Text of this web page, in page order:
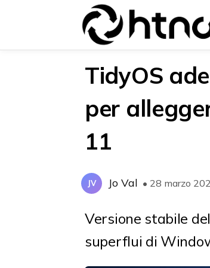
{{POSTS[0].LABEL}}
{{posts[0].title}}
{{POSTS[0].LABEL}}
{{posts[0].title}}
TidyOS
per
11
JV Jo Val • 28 marzo
Versione stabile
superflui di